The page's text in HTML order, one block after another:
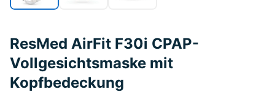
ResMed AirFit F30i CPAP-
Vollgesichtsmaske mit
Kopfbedeckung